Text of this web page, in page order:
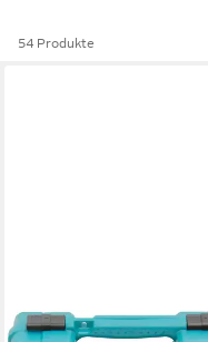
54 Produkte